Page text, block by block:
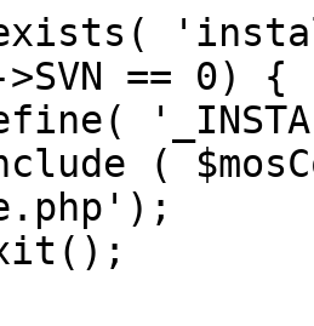
>SVN == 0) {